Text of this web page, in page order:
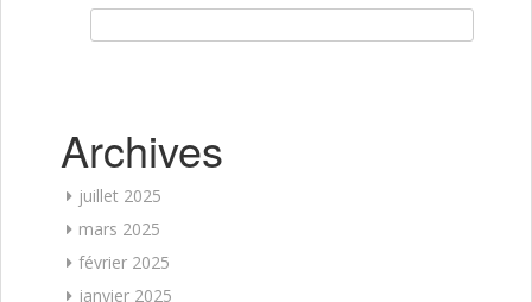
Archives
juillet 2025
mars 2025
février 2025
janvier 2025